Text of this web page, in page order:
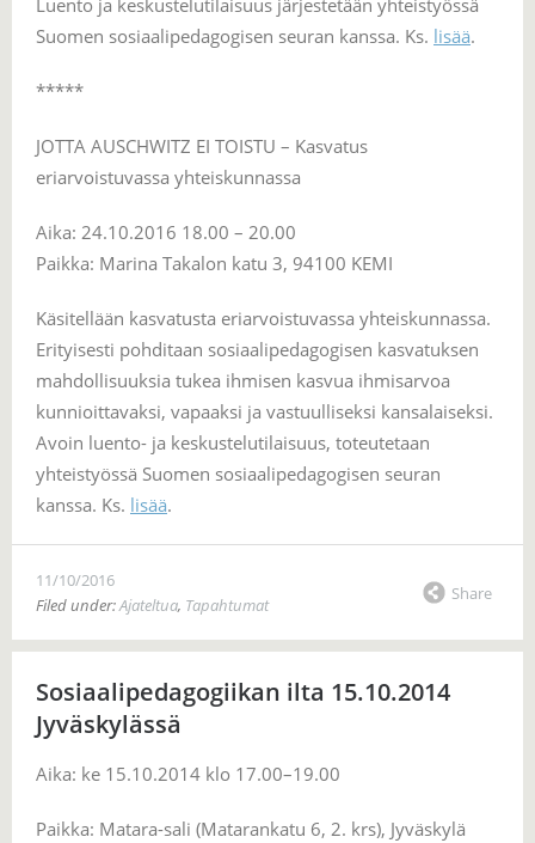
Luento ja keskustelutilaisuus järjestetään yhteistyössä
Suomen sosiaalipedagogisen seuran kanssa. Ks. lisää.
*****
JOTTA AUSCHWITZ EI TOISTU – Kasvatus
eriarvoistuvassa yhteiskunnassa
Aika: 24.10.2016 18.00 – 20.00
Paikka: Marina Takalon katu 3, 94100 KEMI
Käsitellään kasvatusta eriarvoistuvassa yhteiskunnassa.
Erityisesti pohditaan sosiaalipedagogisen kasvatuksen
mahdollisuuksia tukea ihmisen kasvua ihmisarvoa
kunnioittavaksi, vapaaksi ja vastuulliseksi kansalaiseksi.
Avoin luento- ja keskustelutilaisuus, toteutetaan
yhteistyössä Suomen sosiaalipedagogisen seuran
kanssa. Ks. lisää.
11/10/2016
Filed under:Ajateltua, Tapahtumat
Share
Sosiaalipedagogiikan ilta 15.10.2014
Jyväskylässä
Aika: ke 15.10.2014 klo 17.00–19.00
Paikka: Matara-sali (Matarankatu 6, 2. krs), Jyväskylä